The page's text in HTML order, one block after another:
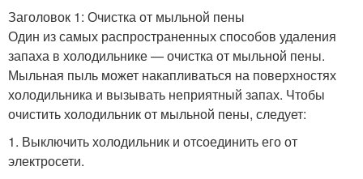
Заголовок 1: Очистка от мыльной пены
Один из самых распространенных способов удаления
запаха в холодильнике — очистка от мыльной пены.
Мыльная пыль может накапливаться на поверхностях
холодильника и вызывать неприятный запах. Чтобы
очистить холодильник от мыльной пены, следует:
1. Выключить холодильник и отсоединить его от
электросети.